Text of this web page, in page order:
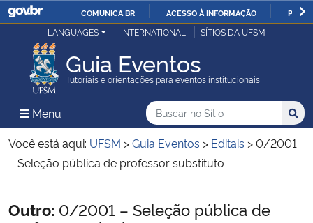
IR
O
COMUNICA BR ACESSO À INFORMAÇÃO
Ministério da Justiça e Segurança Pública
Ministério da Defesa
Ministério das Relações Exteriores
Ministério da Infraestrutura
LANGUAGES INTERNATIONAL SÍTIOS DA UFSM
Guia Eventos
Tutoriais e orientações para eventos institucionais
Menu Menu Principal do Sítio
Busca
Buscar no no Sítio
Busca:
Você está aqui: UFSM >Guia Eventos > Editais >0/2001
– Seleção pública de professor substituto
Início do conteúdo
Outro: 0/2001 – Seleção pública de